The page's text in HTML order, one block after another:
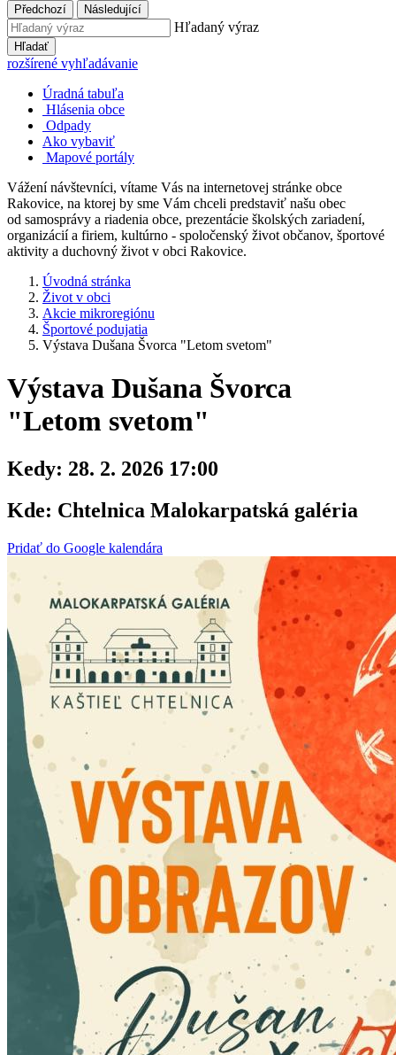
Předchozí Následující
Hľadaný výraz
Hľadať
rozšírené vyhľadávanie
Úradná tabuľa
Hlásenia obce
Odpady
Ako vybaviť
Mapové portály
Vážení návštevníci, vítame Vás na internetovej stránke obce
Rakovice, na ktorej by sme Vám chceli predstaviť našu obec
od samosprávy a riadenia obce, prezentácie školských zariadení,
organizácií a firiem, kultúrno - spoločenský život občanov, športové
aktivity a duchovný život v obci Rakovice.
Úvodná stránka
Život v obci
Akcie mikroregiónu
Športové podujatia
Výstava Dušana Švorca "Letom svetom"
Výstava Dušana Švorca
"Letom svetom"
Kedy: 28. 2. 2026 17:00
Kde: Chtelnica Malokarpatská galéria
Pridať do Google kalendára